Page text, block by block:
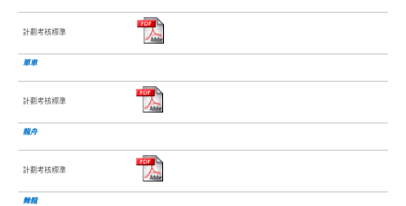
計劃考核標準
單車
計劃考核標準
龍舟
計劃考核標準
舞龍